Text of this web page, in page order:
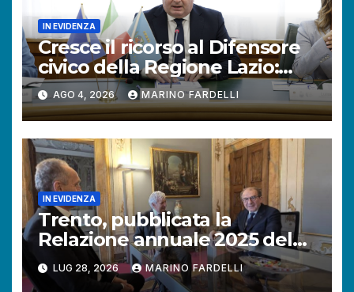
IN EVIDENZA
Cresce il ricorso al Difensore
civico della Regione Lazio:
+121% di istanze rispetto al
2025.
AGO 4, 2026 MARINO FARDELLI
IN EVIDENZA
Trento, pubblicata la
Relazione annuale 2025 del
Difensore civico della
Provincia autonoma.
LUG 28, 2026 MARINO FARDELLI